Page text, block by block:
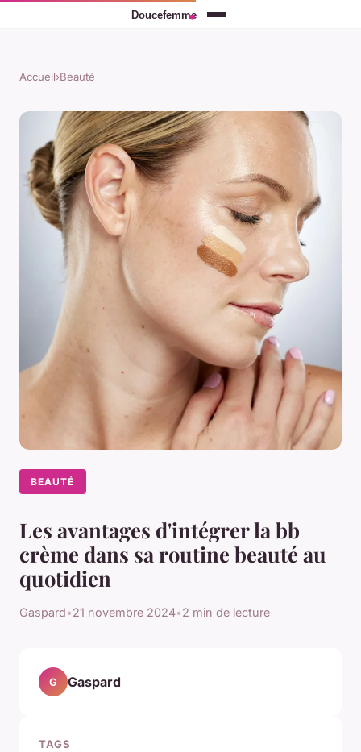
Accueil›Beauté
BEAUTÉ
Les avantages d'intégrer la bb
crème dans sa routine beauté au
quotidien
Gaspard•21 novembre 2024•2 min de lecture
G Gaspard
TAGS